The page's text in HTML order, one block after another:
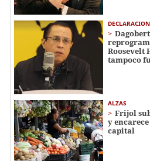
Roosevelt
tampoco
ALZAS
Frijol
y
capital